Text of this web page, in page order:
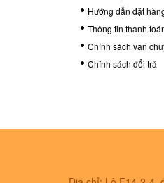
Hướng dẫn đặt
Thông tin thanh
Chính sách vận
Chỉnh sách đổi trả